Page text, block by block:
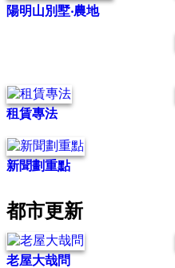
陽明山別墅‧農地
租賃專法
新聞劃重點
都市更新
老屋大哉問